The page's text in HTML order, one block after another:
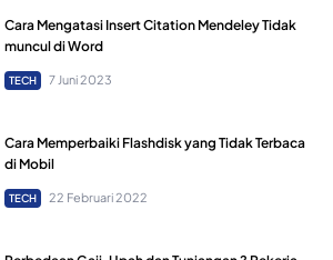
Cara Mengatasi Insert Citation Mendeley Tidak
muncul di Word
TECH 7 Juni 2023
Cara Memperbaiki Flashdisk yang Tidak Terbaca
di Mobil
TECH 22 Februari 2022